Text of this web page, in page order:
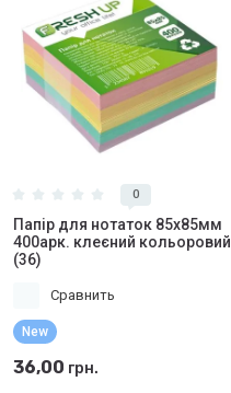
0
Папір для нотаток 85х85мм
400арк. клеєний кольоровий
(36)
Сравнить
New
36,00 грн.